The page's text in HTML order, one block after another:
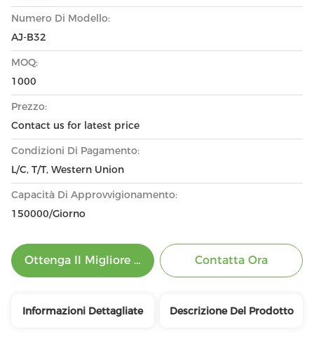
Numero Di Modello:
AJ-B32
MOQ:
1000
Prezzo:
Contact us for latest price
Condizioni Di Pagamento:
L/C, T/T, Western Union
Capacità Di Approvvigionamento:
150000/Giorno
Ottenga Il Migliore Prezzo Contatta Ora
Informazioni Dettagliate Descrizione Del Prodotto